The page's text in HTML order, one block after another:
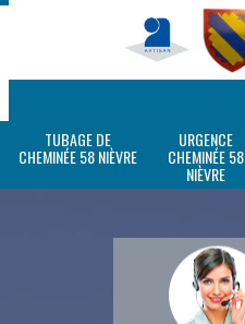
TUBAGE DE
CHEMINÉE 58 NIÈVRE
URGENCE
CHEMINÉE 58
NIÈVRE